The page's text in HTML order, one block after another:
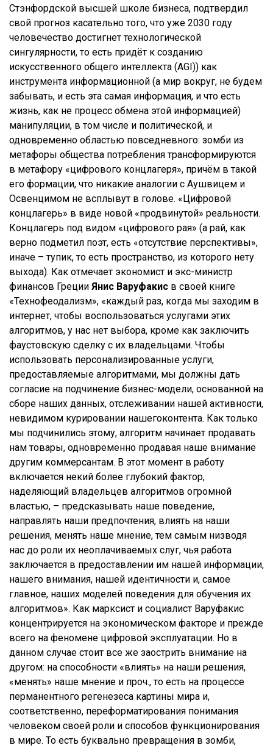
Стэнфордской высшей школе бизнеса, подтвердил
свой прогноз касательно того, что уже 2030 году
человечество достигнет технологической
сингулярности, то есть придёт к созданию
искусственного общего интеллекта (AGI)) как
инструмента информационной (а мир вокруг, не будем
забывать, и есть эта самая информация, и что есть
жизнь, как не процесс обмена этой информацией)
манипуляции, в том числе и политической, и
одновременно областью повседневного: зомби из
метафоры общества потребления трансформируются
в метафору «цифрового концлагеря», причём в такой
его формации, что никакие аналогии с Аушвицем и
Освенцимом не всплывут в голове. «Цифровой
концлагерь» в виде новой «продвинутой» реальности.
Концлагерь под видом «цифрового рая» (а рай, как
верно подметил поэт, есть «отсутствие перспективы»,
иначе – тупик, то есть пространство, из которого нету
выхода). Как отмечает экономист и экс-министр
финансов Греции Янис Варуфакис в своей книге
«Технофеодализм», «каждый раз, когда мы заходим в
интернет, чтобы воспользоваться услугами этих
алгоритмов, у нас нет выбора, кроме как заключить
фаустовскую сделку с их владельцами. Чтобы
использовать персонализированные услуги,
предоставляемые алгоритмами, мы должны дать
согласие на подчинение бизнес-модели, основанной на
сборе наших данных, отслеживании нашей активности,
невидимом курировании нашегоконтента. Как только
мы подчинились этому, алгоритм начинает продавать
нам товары, одновременно продавая наше внимание
другим коммерсантам. В этот момент в работу
включается некий более глубокий фактор,
наделяющий владельцев алгоритмов огромной
властью, – предсказывать наше поведение,
направлять наши предпочтения, влиять на наши
решения, менять наше мнение, тем самым низводя
нас до роли их неоплачиваемых слуг, чья работа
заключается в предоставлении им нашей информации,
нашего внимания, нашей идентичности и, самое
главное, наших моделей поведения для обучения их
алгоритмов». Как марксист и социалист Варуфакис
концентрируется на экономическом факторе и прежде
всего на феномене цифровой эксплуатации. Но в
данном случае стоит все же заострить внимание на
другом: на способности «влиять» на наши решения,
«менять» наше мнение и проч., то есть на процессе
перманентного регенезеса картины мира и,
соответственно, переформатирования понимания
человеком своей роли и способов функционирования
в мире. То есть буквально превращения в зомби,